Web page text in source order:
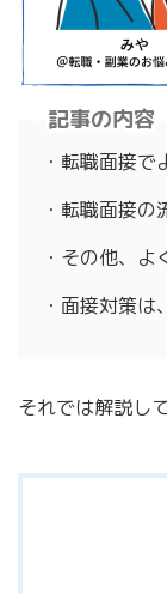
記事の内容
・転職面接
・転職面接の
・その他、
・面接対策
それでは解説し